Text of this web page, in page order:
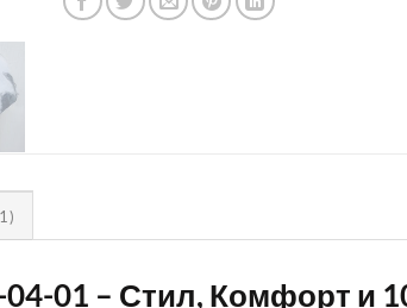
01 – Стил, Комфорт и